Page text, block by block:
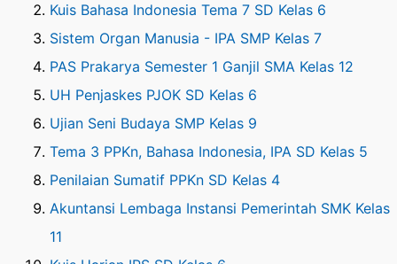
Kuis Bahasa Indonesia Tema 7 SD Kelas 6
Sistem Organ Manusia - IPA SMP Kelas 7
PAS Prakarya Semester 1 Ganjil SMA Kelas 12
UH Penjaskes PJOK SD Kelas 6
Ujian Seni Budaya SMP Kelas 9
Tema 3 PPKn, Bahasa Indonesia, IPA SD Kelas 5
Penilaian Sumatif PPKn SD Kelas 4
Akuntansi Lembaga Instansi Pemerintah SMK Kelas
11